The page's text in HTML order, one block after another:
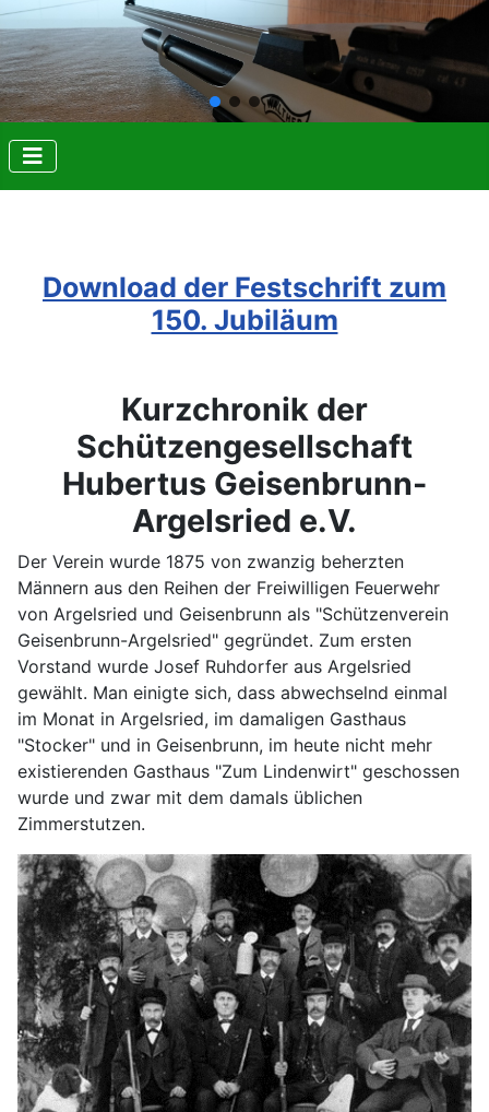
Download der Festschrift zum
150. Jubiläum
Kurzchronik der
Schützengesellschaft
Hubertus Geisenbrunn-
Argelsried e.V.
Der Verein wurde 1875 von zwanzig beherzten
Männern aus den Reihen der Freiwilligen Feuerwehr
von Argelsried und Geisenbrunn als "Schützenverein
Geisenbrunn-Argelsried" gegründet. Zum ersten
Vorstand wurde Josef Ruhdorfer aus Argelsried
gewählt. Man einigte sich, dass abwechselnd einmal
im Monat in Argelsried, im damaligen Gasthaus
"Stocker" und in Geisenbrunn, im heute nicht mehr
existierenden Gasthaus "Zum Lindenwirt" geschossen
wurde und zwar mit dem damals üblichen
Zimmerstutzen.